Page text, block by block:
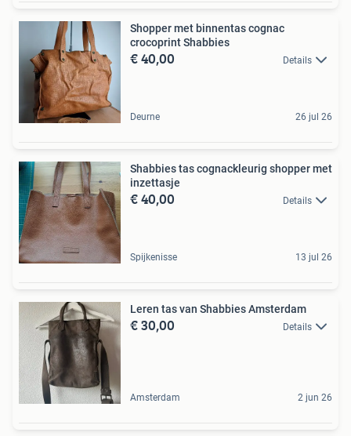
Shopper met binnentas cognac
crocoprint Shabbies
€ 40,00 Details
Deurne 26 jul 26
Shabbies tas cognackleurig shopper met
inzettasje
€ 40,00 Details
Spijkenisse 13 jul 26
Leren tas van Shabbies Amsterdam
€ 30,00 Details
Amsterdam 2 jun 26